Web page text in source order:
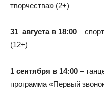
творчества» (2+)
31 августа в 18:00 –
(12+)
1 сентября в 14:00 –
программа «Первый